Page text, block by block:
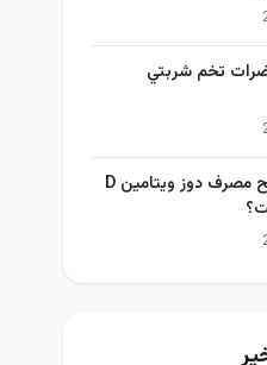
تخم شربتي
میزان صحیح مصرف دوز ویتامین D